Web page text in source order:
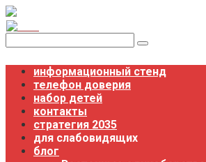
Перейти
к
контенту
информационный стенд
телефон доверия
набор детей
контакты
стратегия 2035
для слабовидящих
блог